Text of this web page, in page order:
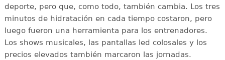
deporte, pero que, como todo, también cambia. Los tres
minutos de hidratación en cada tiempo costaron, pero
luego fueron una herramienta para los entrenadores.
Los shows musicales, las pantallas led colosales y los
precios elevados también marcaron las jornadas.